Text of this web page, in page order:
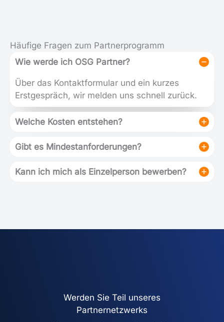
Häufige Fragen zum Partnerprogramm
Wie werde ich OSG Partner?
Über das Kontaktformular und ein kurzes
Erstgespräch, wir melden uns schnell zurück.
Welche Kosten entstehen?
Gibt es Mindestanforderungen?
Kann ich mich als Einzelperson bewerben?
Werden Sie Teil unseres
Partnernetzwerks